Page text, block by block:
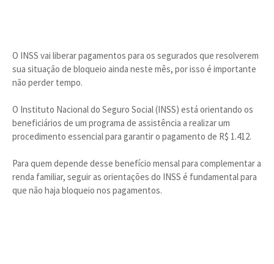
O INSS vai liberar pagamentos para os segurados que resolverem
sua situação de bloqueio ainda neste mês, por isso é importante
não perder tempo.
O Instituto Nacional do Seguro Social (INSS) está orientando os
beneficiários de um programa de assistência a realizar um
procedimento essencial para garantir o pagamento de R$ 1.412.
Para quem depende desse benefício mensal para complementar a
renda familiar, seguir as orientações do INSS é fundamental para
que não haja bloqueio nos pagamentos.